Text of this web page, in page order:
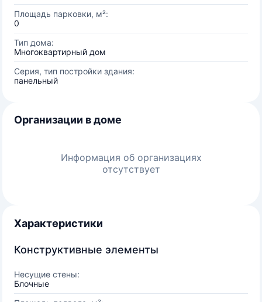
Площадь парковки, м²:
0
Тип дома:
Многоквартирный дом
Серия, тип постройки здания:
панельный
Организации в доме
Информация об организациях
отсутствует
Характеристики
Конструктивные элементы
Несущие стены:
Блочные